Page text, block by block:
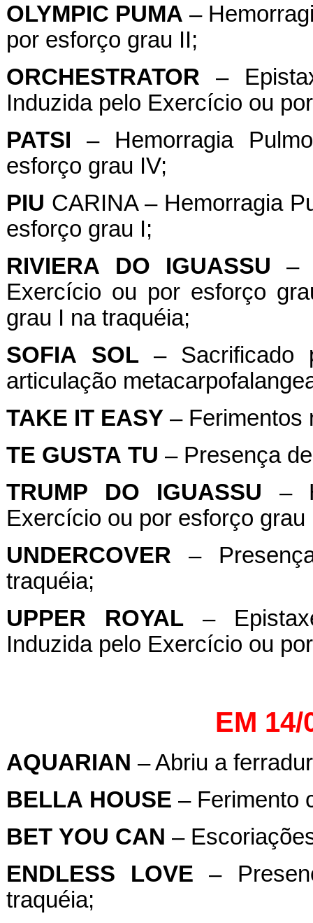
OLYMPIC PUMA –
por esforço grau II;
ORCHESTRATOR –
Induzida pelo Exercício ou
PATSI – Hemorragia
esforço grau IV;
PIU CARINA – Hemorragia
esforço grau I;
RIVIERA
DO IGUASSU –
Exercício ou por esforço
grau I na traquéia;
SOFIA
SOL– Sacrificado
articulação
TAKE IT EASY– Ferimentos
TE GUSTA TU – Presença
TRUMP
DO IGUASSU –
Exercício ou por esforço grau
UNDERCOVER –
traquéia;
UPPER
ROYAL–
Induzida pelo Exercício ou
EM 14/
AQUARIAN – Abriu a
BELLA HOUSE – Ferimento
BET YOU CAN –
ENDLESS
LOVE –
traquéia;